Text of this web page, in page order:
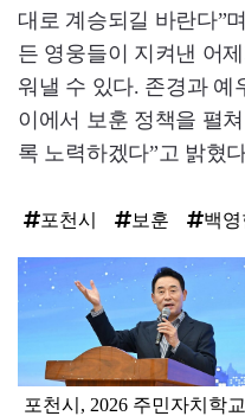
대로 계승되길 바란다”
든 영웅들이 지켜낸 어
워낼 수 있다. 존경과 예
이에서 보훈 정책을 펼
록 노력하겠다”고 밝혔
포천시 보훈 백영
탑
라
인
포천시, 2026 주민자치학교